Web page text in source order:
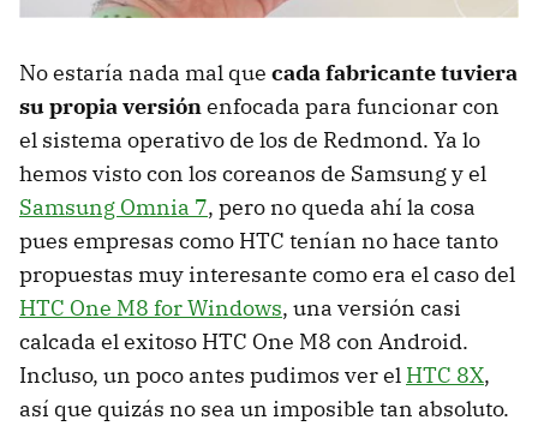
No estaría nada mal que cada fabricante tuviera
su propia versiónenfocada para funcionar con
el sistema operativo de los de Redmond. Ya lo
hemos visto con los coreanos de Samsung y el
Samsung Omnia 7, pero no queda ahí la cosa
pues empresas como HTC tenían no hace tanto
propuestas muy interesante como era el caso del
HTC One M8 for Windows, una versión casi
calcada el exitoso HTC One M8 con Android.
Incluso, un poco antes pudimos ver el HTC 8X,
así que quizás no sea un imposible tan absoluto.